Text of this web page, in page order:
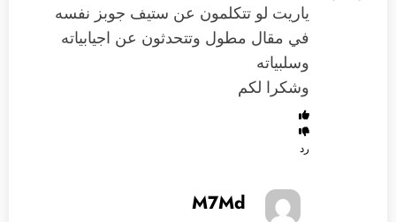
ياريت لو تتكلمون عن ستيف جوبز نفسه
في مقال مطول وتتحدثون عن اجيابياته
وسلبياته
وشكرا لكم
رد
M7Md